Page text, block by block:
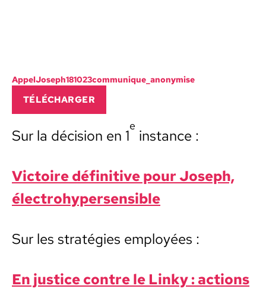
AppelJoseph181023communique_anonymise
TÉLÉCHARG­ER
Sur la déci­sion en 1
e
instance :
Vic­toire défini­tive pour Joseph,
élec­tro­hy­per­sen­si­ble
Sur les straté­gies employées :
En jus­tice con­tre le Linky : actions